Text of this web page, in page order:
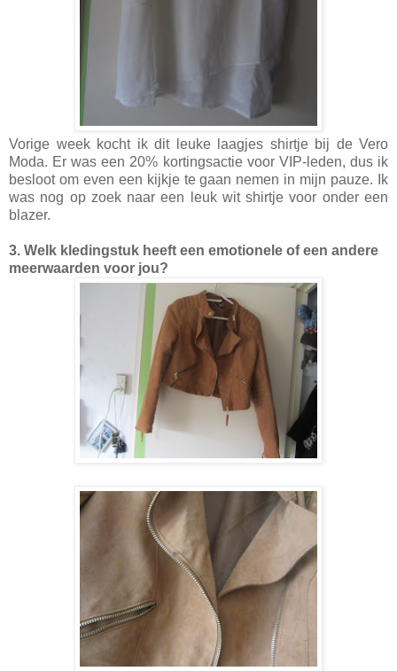
Vorige week kocht ik dit leuke laagjes shirtje bij de Vero
Moda. Er was een 20% kortingsactie voor VIP-leden, dus ik
besloot om even een kijkje te gaan nemen in mijn pauze. Ik
was nog op zoek naar een leuk wit shirtje voor onder een
blazer.
3. Welk kledingstuk heeft een emotionele of een andere
meerwaarden voor jou?